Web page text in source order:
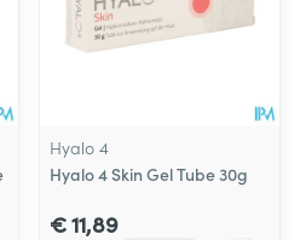
Hyalo 4
Hyalo 4 Skin Gel Tube 30g
€ 11,89